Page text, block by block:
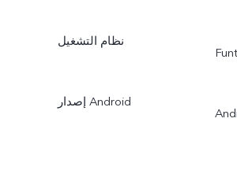
نظام التشغيل
إصدار Android